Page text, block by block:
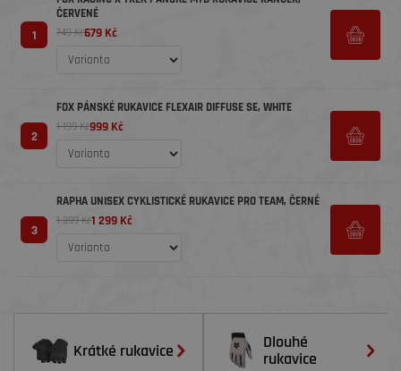
1
ČERVENÉ
749 Kč679 Kč
2
FOX PÁNSKÉ RUKAVICE FLEXAIR DIFFUSE SE, WHITE
1 199 Kč999 Kč
3
RAPHA UNISEX CYKLISTICKÉ RUKAVICE PRO TEAM, ČERNÉ
1 399 Kč1 299 Kč
Krátké rukavice
Dlouhé
rukavice